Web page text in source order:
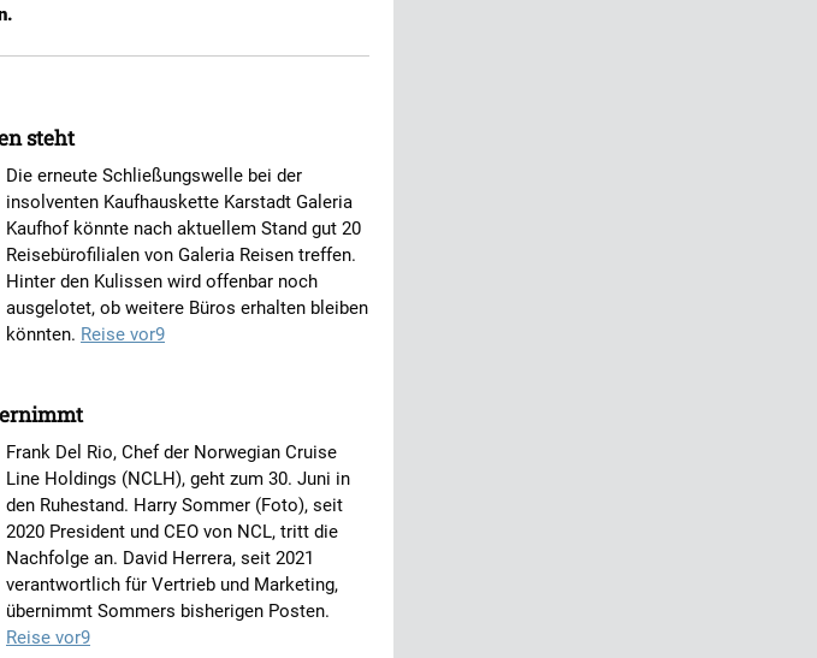
steht
Die erneute Schließungswelle bei der
insolventen Kaufhauskette Karstadt Galeria
Kaufhof könnte nach aktuellem Stand gut 20
Reisebürofilialen von Galeria Reisen treffen.
Hinter den Kulissen wird offenbar noch
ausgelotet, ob weitere Büros erhalten bleiben
könnten. Reise vor9
Frank Del Rio, Chef der Norwegian Cruise
Line Holdings (NCLH), geht zum 30. Juni in
den Ruhestand. Harry Sommer (Foto), seit
2020 President und CEO von NCL, tritt die
Nachfolge an. David Herrera, seit 2021
verantwortlich für Vertrieb und Marketing,
übernimmt Sommers bisherigen Posten.
Reise vor9